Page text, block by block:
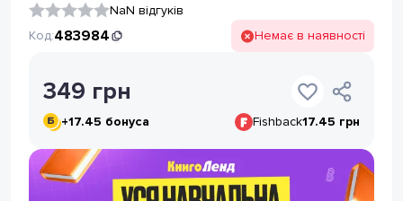
NaN відгуків
Код:483984 Немає в наявності
349 грн
+17.45 бонуса Fishback17.45 грн